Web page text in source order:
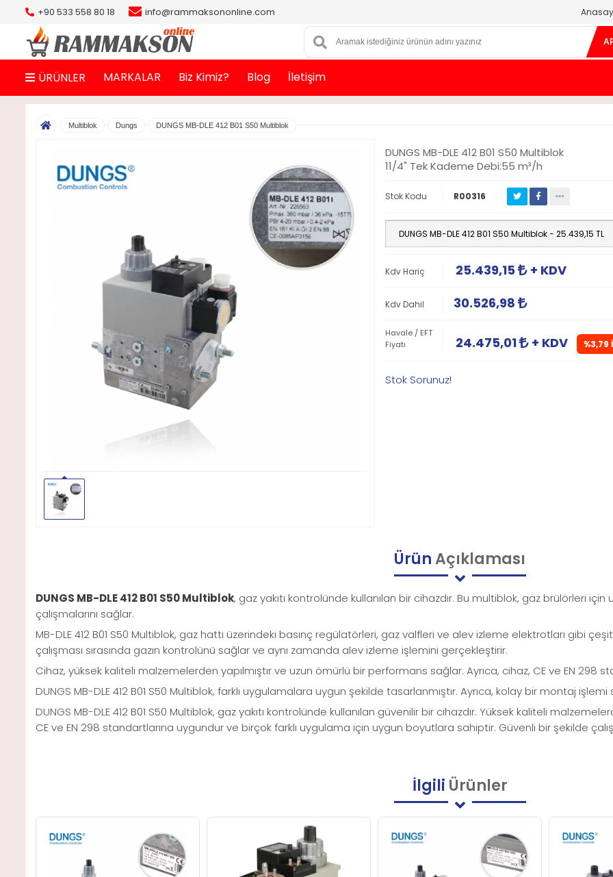
+90 533 558 80 18 info@rammaksononline.com
ÜRÜNLER MARKALAR Biz Kimiz? Blog İletişim
Multiblok Dungs DUNGS MB-DLE 412 B01 S50 Multiblok
DUNGS MB-DLE 412 B01 S50 Multiblok
11/4" Tek Kademe Debi:55 m³/h
Stok Kodu R00316
Kdv Hariç 25.439,15 + KDV
Kdv Dahil 30.526,98
Havale / EFT
Fiyatı
24.475,01 + KDV
Stok Sorunuz!
ÜrünAçıklaması
DUNGS MB-DLE 412 B01 S50 Multiblok, gaz yakıtı kontrolünde kullanılan bir cihazdır. Bu multiblok, gaz brülörleri
çalışmalarını sağlar.
MB-DLE 412 B01 S50 Multiblok, gaz hattı üzerindeki basınç regülatörleri, gaz valfleri ve alev izleme elektrotları gibi
çalışması sırasında gazın kontrolünü sağlar ve aynı zamanda alev izleme işlemini gerçekleştirir.
Cihaz, yüksek kaliteli malzemelerden yapılmıştır ve uzun ömürlü bir performans sağlar. Ayrıca, cihaz, CE ve EN 298
DUNGS MB-DLE 412 B01 S50 Multiblok, farklı uygulamalara uygun şekilde tasarlanmıştır. Ayrıca, kolay bir montaj işlemi
DUNGS MB-DLE 412 B01 S50 Multiblok, gaz yakıtı kontrolünde kullanılan güvenilir bir cihazdır. Yüksek kaliteli
CE ve EN 298 standartlarına uygundur ve birçok farklı uygulama için uygun boyutlara sahiptir. Güvenli bir şekilde
İlgili Ürünler